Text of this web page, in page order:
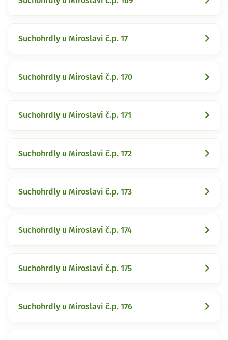
Suchohrdly u Miroslavi č.p. 17
Suchohrdly u Miroslavi č.p. 170
Suchohrdly u Miroslavi č.p. 171
Suchohrdly u Miroslavi č.p. 172
Suchohrdly u Miroslavi č.p. 173
Suchohrdly u Miroslavi č.p. 174
Suchohrdly u Miroslavi č.p. 175
Suchohrdly u Miroslavi č.p. 176